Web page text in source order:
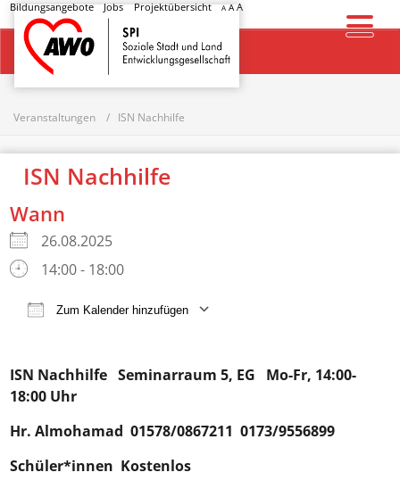
Bildungsangebote Jobs Projektübersicht A AA
Startseite
Veranstaltungen ISN Nachhilfe
ISN Nachhilfe
Wann
26.08.2025
14:00 - 18:00
Zum Kalender hinzufügen
ISN Nachhilfe Seminarraum 5, EG Mo-Fr, 14:00-
18:00 Uhr
Hr.Almohamad 01578/0867211 0173/9556899
Schüler*innen Kostenlos